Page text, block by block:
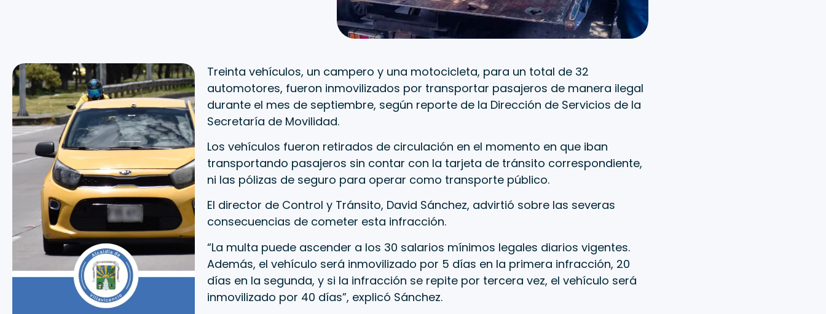
Treinta vehículos, un campero y una motocicleta, para un total de 32
automotores, fueron inmovilizados por transportar pasajeros de manera ilegal
durante el mes de septiembre, según reporte de la Dirección de Servicios de la
Secretaría de Movilidad.
Los vehículos fueron retirados de circulación en el momento en que iban
transportando pasajeros sin contar con la tarjeta de tránsito correspondiente,
ni las pólizas de seguro para operar como transporte público.
El director de Control y Tránsito, David Sánchez, advirtió sobre las severas
consecuencias de cometer esta infracción.
“La multa puede ascender a los 30 salarios mínimos legales diarios vigentes.
Además, el vehículo será inmovilizado por 5 días en la primera infracción, 20
días en la segunda, y si la infracción se repite por tercera vez, el vehículo será
inmovilizado por 40 días”, explicó Sánchez.